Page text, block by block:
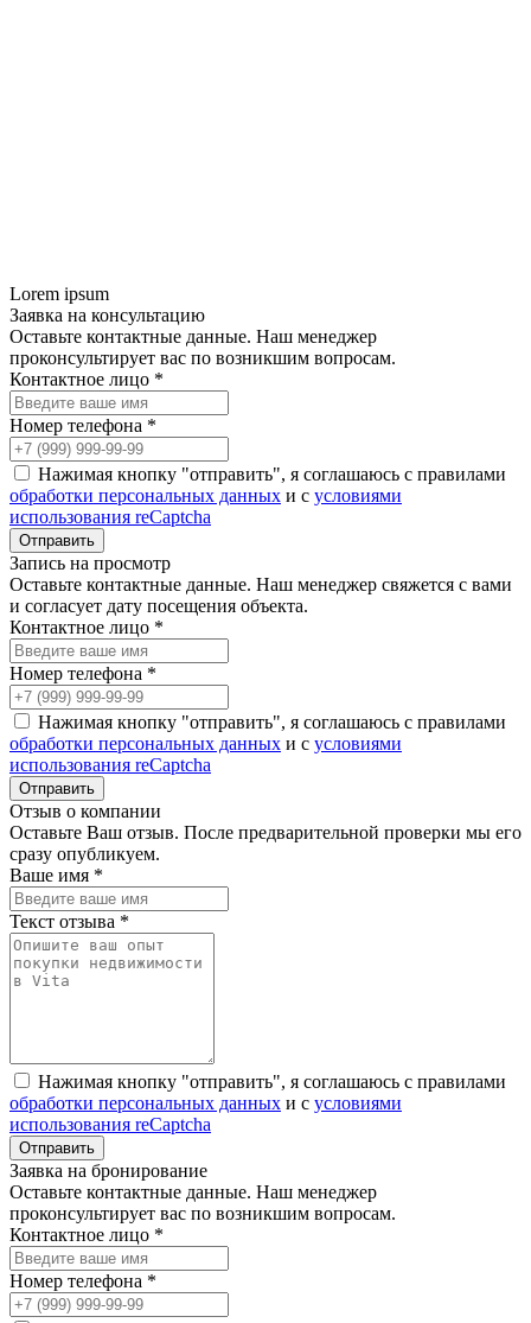
Lorem ipsum
Заявка на консультацию
Оставьте контактные данные. Наш менеджер
проконсультирует вас по возникшим вопросам.
Контактное лицо *
Номер телефона *
Нажимая кнопку "отправить", я соглашаюсь с правилами
обработки персональных данных и с условиями
использования reCaptcha
Запись на просмотр
Оставьте контактные данные. Наш менеджер свяжется с вами
и согласует дату посещения объекта.
Контактное лицо *
Номер телефона *
Нажимая кнопку "отправить", я соглашаюсь с правилами
обработки персональных данных и с условиями
использования reCaptcha
Отзыв о компании
Оставьте Ваш отзыв. После предварительной проверки мы его
сразу опубликуем.
Ваше имя *
Текст отзыва *
Нажимая кнопку "отправить", я соглашаюсь с правилами
обработки персональных данных и с условиями
использования reCaptcha
Заявка на бронирование
Оставьте контактные данные. Наш менеджер
проконсультирует вас по возникшим вопросам.
Контактное лицо *
Номер телефона *